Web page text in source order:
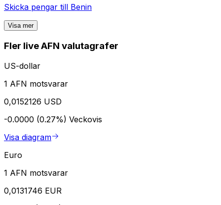
Skicka pengar till Benin
Visa mer
Fler live AFN valutagrafer
US-dollar
1 AFN motsvarar
0,0152126 USD
-0.0000 (0.27%) Veckovis
Visa diagram
Euro
1 AFN motsvarar
0,0131746 EUR